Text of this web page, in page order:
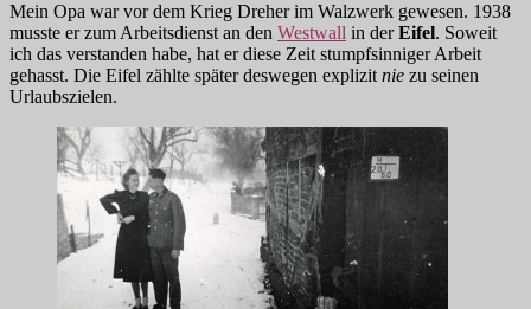
Mein Opa war vor dem Krieg Dreher im Walzwerk gewesen. 1938
musste er zum Arbeitsdienst an den Westwall in derEifel. Soweit
ich das verstanden habe, hat er diese Zeit stumpfsinniger Arbeit
gehasst. Die Eifel zählte später deswegen explizit nie zu seinen
Urlaubszielen.